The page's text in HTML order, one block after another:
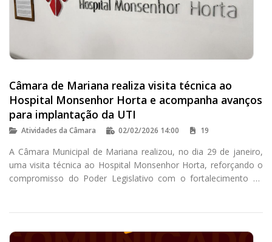
Câmara de Mariana realiza visita técnica ao
Hospital Monsenhor Horta e acompanha avanços
para implantação da UTI
Atividades da Câmara 02/02/2026 14:00 19
A Câmara Municipal de Mariana realizou, no dia 29 de janeiro,
uma visita técnica ao Hospital Monsenhor Horta, reforçando o
compromisso do Poder Legislativo com o fortalecimento da